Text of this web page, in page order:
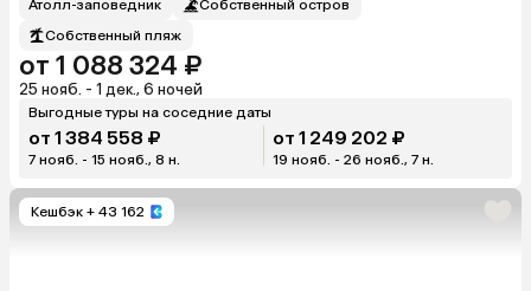
Атолл-заповедник
Собственный остров
Собственный пляж
от 1 088 324 ₽
25 нояб. - 1 дек., 6 ночей
Выгодные туры на соседние даты
от 1 384 558 ₽
7 нояб. - 15 нояб., 8 н.
от 1 249 202 ₽
19 нояб. - 26 нояб., 7 н.
Кешбэк + 43 162